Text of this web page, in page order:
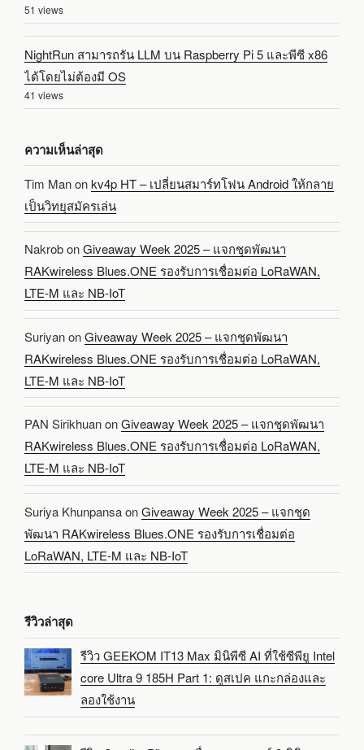
51 views
NightRun สามารถรัน LLM บน Raspberry Pi 5 และพีซี x86
ได้โดยไม่ต้องมี OS
41 views
ความเห็นล่าสุด
Tim Manonkv4p HT – เปลี่ยนสมาร์ทโฟน Android ให้กลาย
เป็นวิทยุสมัครเล่น
NakrobonGiveaway Week 2025 – แจกชุดพัฒนา
RAKwireless Blues.ONE รองรับการเชื่อมต่อ LoRaWAN,
LTE-M และ NB-IoT
SuriyanonGiveaway Week 2025 – แจกชุดพัฒนา
RAKwireless Blues.ONE รองรับการเชื่อมต่อ LoRaWAN,
LTE-M และ NB-IoT
PAN SirikhuanonGiveaway Week 2025 – แจกชุดพัฒนา
RAKwireless Blues.ONE รองรับการเชื่อมต่อ LoRaWAN,
LTE-M และ NB-IoT
Suriya KhunpansaonGiveaway Week 2025 – แจกชุด
พัฒนา RAKwireless Blues.ONE รองรับการเชื่อมต่อ
LoRaWAN, LTE-M และ NB-IoT
รีวิวล่าสุด
รีวิว GEEKOM IT13 Max มินิพีซี AI ที่ใช้ซีพียู Intel
core Ultra 9 185H Part 1: ดูสเปค แกะกล่องและ
ลองใช้งาน